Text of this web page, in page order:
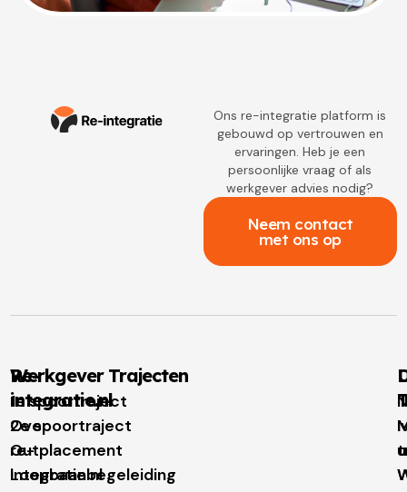
Ons re-integratie platform is
gebouwd op vertrouwen en
ervaringen. Heb je een
persoonlijke vraag of als
werkgever advies nodig?
Neem contact
met ons op
Re-
integratie.nl
Over
re-
integratie.nl
Werkgever Trajecten
1e spoortraject
2e spoortraject
Outplacement
Loopbaanbegeleiding